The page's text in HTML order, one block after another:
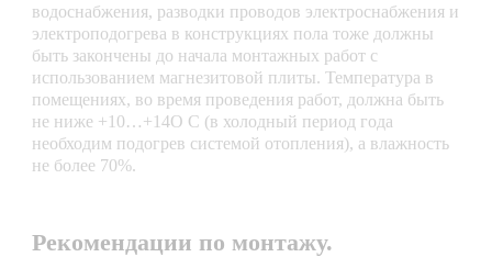
водоснабжения, разводки проводов электроснабжения и
электроподогрева в конструкциях пола тоже должны
быть закончены до начала монтажных работ с
использованием магнезитовой плиты. Температура в
помещениях, во время проведения работ, должна быть
не ниже +10…+14О С (в холодный период года
необходим подогрев системой отопления), а влажность
не более 70%.
Рекомендации по монтажу.